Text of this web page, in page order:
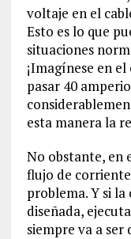
voltaje en el
Esto es lo que
situaciones
¡Imagínese en
pasar 40
esta manera la
No obstante, en
flujo de
problema. Y si
diseñada,
siempre va a ser